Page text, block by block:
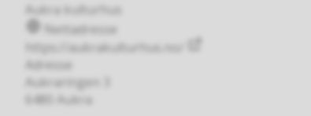
Aukra kulturhus
Nettadresse
https://aukrakulturhus.no/
Adresse
Aukraringen 3
6480 Aukra